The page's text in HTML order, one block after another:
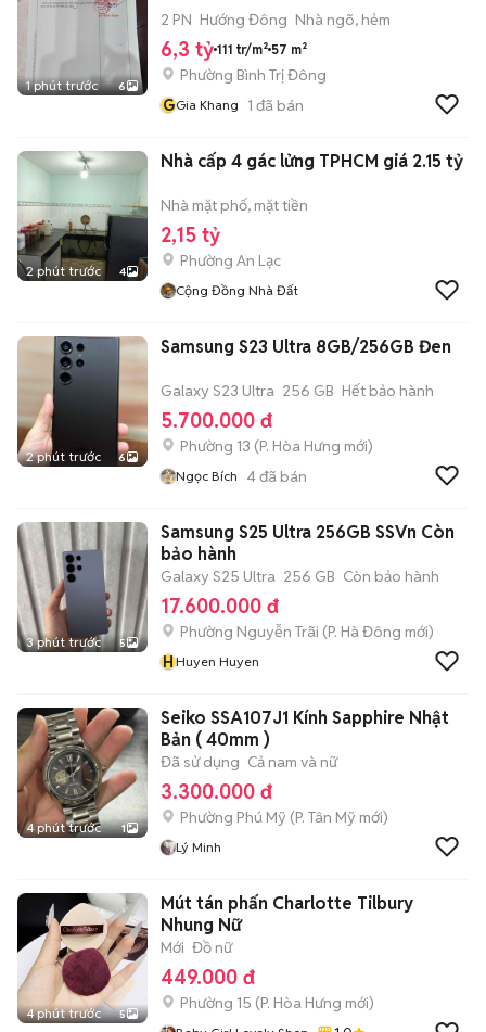
1 phút trước 6
2 PN Hướng Đông Nhà ngõ, hẻm
6,3 tỷ 111 tr/m² 57 m²
Phường Bình Trị Đông
GGia Khang 1 đã bán
2 phút trước 4
Nhà cấp 4 gác lửng TPHCM giá 2.15 tỷ
Nhà mặt phố, mặt tiền
2,15 tỷ
Phường An Lạc
Cộng Đồng Nhà Đất
2 phút trước 6
Samsung S23 Ultra 8GB/256GB Đen
Galaxy S23 Ultra 256 GB Hết bảo hành
5.700.000 đ
Phường 13 (P. Hòa Hưng mới)
Ngọc Bích 4đã bán
3 phút trước 5
Samsung S25 Ultra 256GB SSVn Còn
bảo hành
Galaxy S25 Ultra 256 GB Còn bảo hành
17.600.000 đ
Phường Nguyễn Trãi (P. Hà Đông mới)
HHuyen Huyen
4 phút trước 1
Seiko SSA107J1 Kính Sapphire Nhật
Bản ( 40mm )
Đã sử dụng Cả nam và nữ
3.300.000 đ
Phường Phú Mỹ (P. Tân Mỹ mới)
Lý Minh
4 phút trước 5
Mút tán phấn Charlotte Tilbury
Nhung Nữ
Mới Đồ nữ
449.000 đ
Phường 15 (P. Hòa Hưng mới)